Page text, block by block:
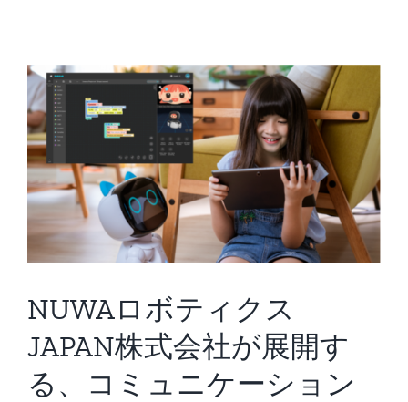
目
「新
時
代
産
学
連
携
プ
ロ
ト」
は
NUWAロボティクス
JAPAN株式会社が展開す
る、コミュニケーション